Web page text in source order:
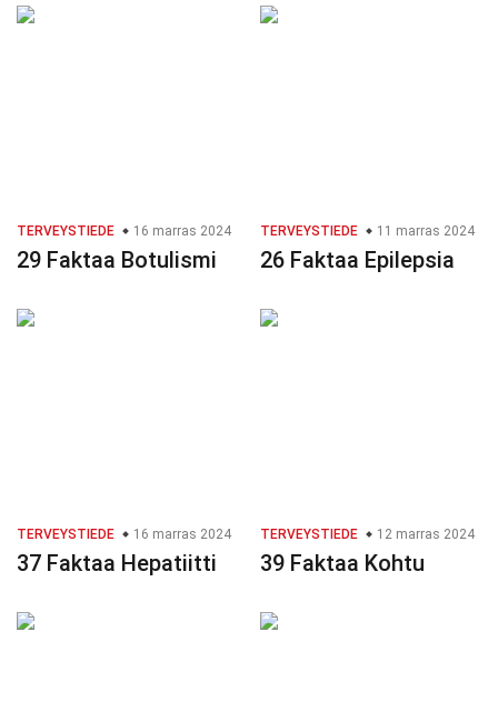
TERVEYSTIEDE 16 marras 2024
29 Faktaa Botulismi
TERVEYSTIEDE 11 marras 2024
26 Faktaa Epilepsia
TERVEYSTIEDE 16 marras 2024
37 Faktaa Hepatiitti
TERVEYSTIEDE 12 marras 2024
39 Faktaa Kohtu